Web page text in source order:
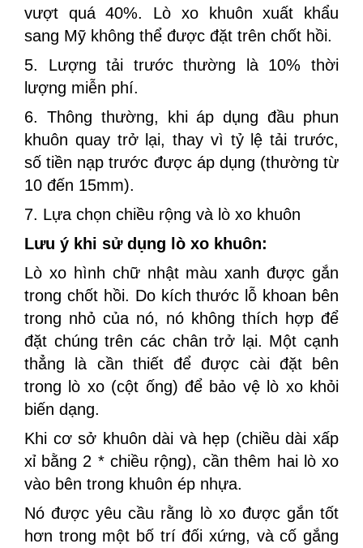
vượt quá 40%. Lò xo khuôn xuất khẩu
sang Mỹ không thể được đặt trên chốt hồi.
5. Lượng tải trước thường là 10% thời
lượng miễn phí.
6. Thông thường, khi áp dụng đầu phun
khuôn quay trở lại, thay vì tỷ lệ tải trước,
số tiền nạp trước được áp dụng (thường từ
10 đến 15mm).
7. Lựa chọn chiều rộng và lò xo khuôn
Lưu ý khi sử dụng lò xo khuôn:
Lò xo hình chữ nhật màu xanh được gắn
trong chốt hồi. Do kích thước lỗ khoan bên
trong nhỏ của nó, nó không thích hợp để
đặt chúng trên các chân trở lại. Một cạnh
thẳng là cần thiết để được cài đặt bên
trong lò xo (cột ống) để bảo vệ lò xo khỏi
biến dạng.
Khi cơ sở khuôn dài và hẹp (chiều dài xấp
xỉ bằng 2 * chiều rộng), cần thêm hai lò xo
vào bên trong khuôn ép nhựa.
Nó được yêu cầu rằng lò xo được gắn tốt
hơn trong một bố trí đối xứng, và cố gắng